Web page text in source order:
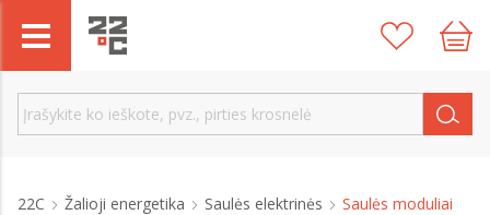
22C Žalioji energetika Saulės elektrinės Saulės moduliai